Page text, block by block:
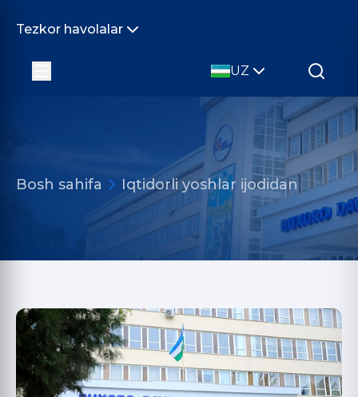
Tezkor havolalar
UZ
Bosh sahifa Iqtidorli yoshlar ijodidan